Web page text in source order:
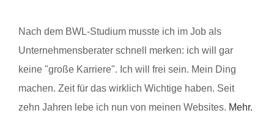
Nach dem BWL-Studium musste ich im Job als
Unternehmensberater schnell merken: ich will gar
keine "große Karriere". Ich will frei sein. Mein Ding
machen. Zeit für das wirklich Wichtige haben. Seit
zehn Jahren lebe ich nun von meinen Websites. Mehr.